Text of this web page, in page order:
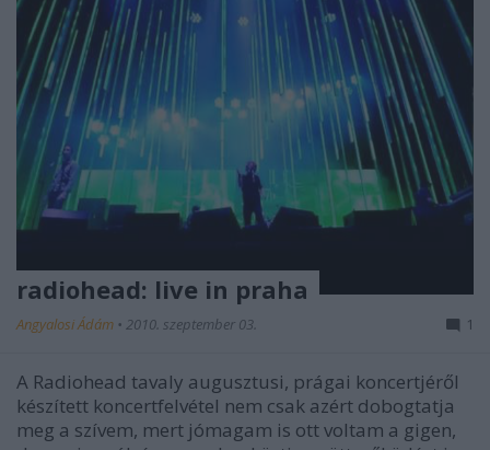
radiohead: live in praha
Angyalosi Ádám • 2010. szeptember 03. 1
A Radiohead tavaly augusztusi, prágai koncertjéről
készített koncertfelvétel nem csak azért dobogtatja
meg a szívem, mert jómagam is ott voltam a gigen,